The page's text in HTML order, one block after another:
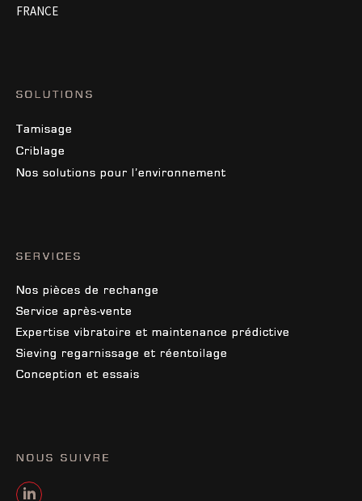
FRANCE
SOLUTIONS
Tamisage
Criblage
Nos solutions pour l’environnement
SERVICES
Nos pièces de rechange
Service après-vente
Expertise vibratoire et maintenance prédictive
Sieving regarnissage et réentoilage
Conception et essais
NOUS SUIVRE